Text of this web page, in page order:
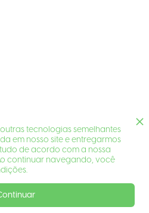
tecnologias semelhantes
em nosso site e entregarmos
de acordo com a nossa
continuar navegando, você